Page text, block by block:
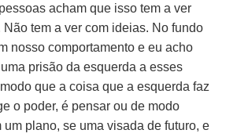
acham que isso tem a ver
tem a ver com ideias. No fundo
nosso comportamento e eu acho
prisão da esquerda a esses
que a coisa que a esquerda faz
o poder, é pensar ou de modo
um plano, se uma visada de futuro, e